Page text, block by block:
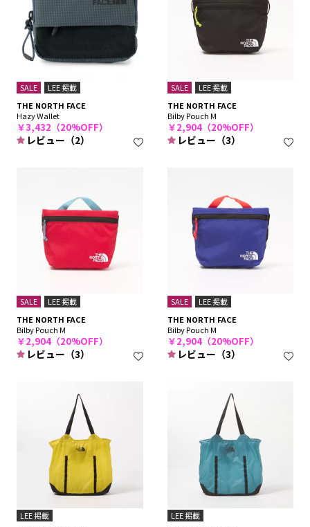
SALE
LEE 掲載
THE NORTH FACE
Hazy Wallet
￥3,432（20%OFF）
レビュー（2）
SALE
LEE 掲載
THE NORTH FACE
Bilby Pouch M
￥2,904（20%OFF）
レビュー（3）
SALE
LEE 掲載
THE NORTH FACE
Bilby Pouch M
￥2,904（20%OFF）
レビュー（3）
SALE
LEE 掲載
THE NORTH FACE
Bilby Pouch M
￥2,904（20%OFF）
レビュー（3）
LEE 掲載
LEE 掲載